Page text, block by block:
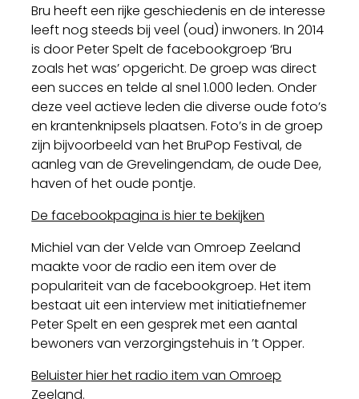
Bru heeft een rijke geschiedenis en de interesse
leeft nog steeds bij veel (oud) inwoners. In 2014
is door Peter Spelt de facebookgroep ‘Bru
zoals het was’ opgericht. De groep was direct
een succes en telde al snel 1.000 leden. Onder
deze veel actieve leden die diverse oude foto’s
en krantenknipsels plaatsen. Foto’s in de groep
zijn bijvoorbeeld van het BruPop Festival, de
aanleg van de Grevelingendam, de oude Dee,
haven of het oude pontje.
De facebookpagina is hier te bekijken
Michiel van der Velde van Omroep Zeeland
maakte voor de radio een item over de
populariteit van de facebookgroep. Het item
bestaat uit een interview met initiatiefnemer
Peter Spelt en een gesprek met een aantal
bewoners van verzorgingstehuis in ’t Opper.
Beluister hier het radio item van Omroep
Zeeland.